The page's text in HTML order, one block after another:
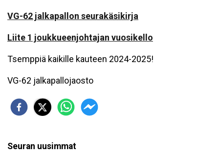
VG-62 jalkapallon seurakäsikirja
Liite 1 joukkueenjohtajan vuosikello
Tsemppiä kaikille kauteen 2024-2025!
VG-62 jalkapallojaosto
Seuran uusimmat